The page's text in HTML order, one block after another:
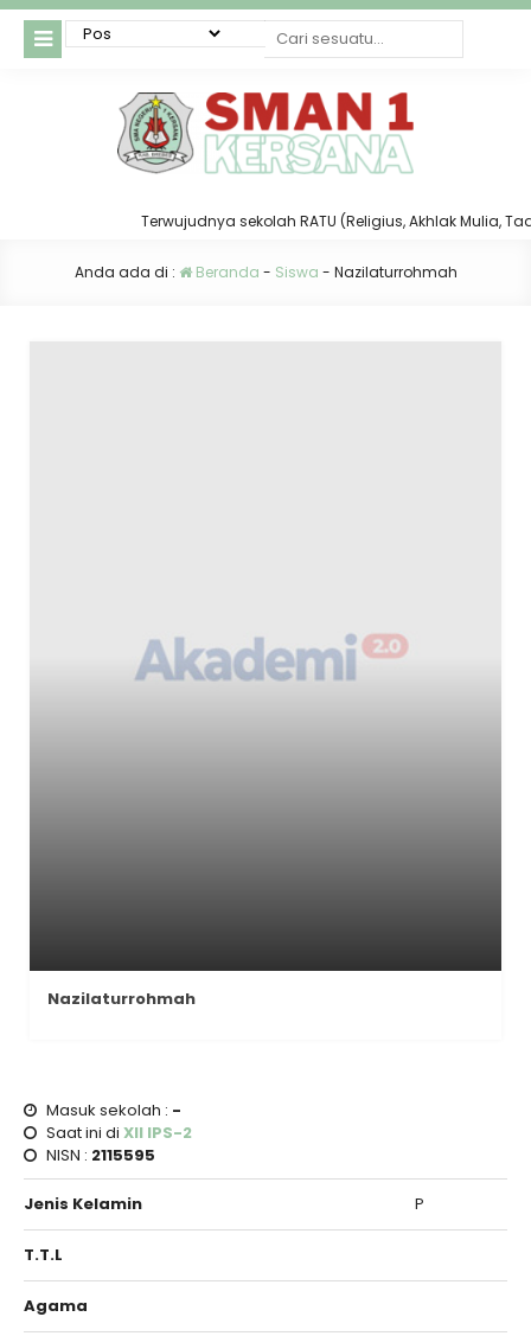
Terwujudnya sekolah RATU (Religius, Akhlak Mulia,
Anda ada di : Beranda - Siswa - Nazilaturrohmah
Nazilaturrohmah
Masuk sekolah : -
Saat ini di XII IPS-2
NISN : 2115595
Jenis Kelamin P
T.T.L
Agama